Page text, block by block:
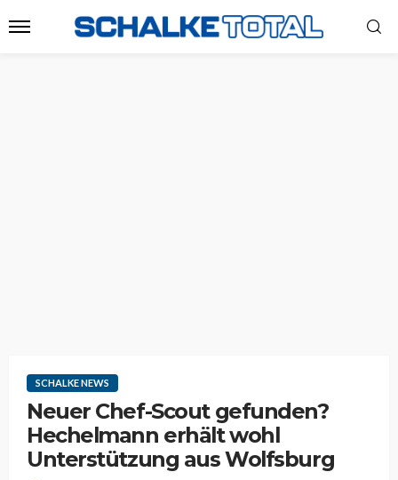
SCHALKE NEWS
Neuer Chef-Scout gefunden?
Hechelmann erhält wohl
Unterstützung aus Wolfsburg